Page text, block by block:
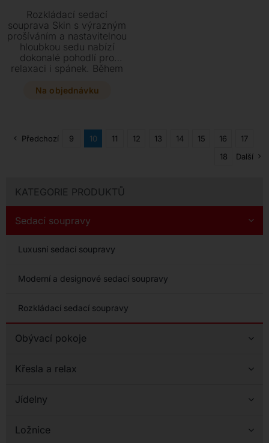
KATEGORIE PRODUKTŮ
Sedací soupravy
Luxusní sedací soupravy
Moderní a designové sedací soupravy
Rozkládací sedací soupravy
Obývací pokoje
Křesla a relax
Jídelny
Ložnice
Rozkládací sedací
souprava Skin s výrazným
prošíváním a nastavitelnou
hloubkou sedu nabízí
dokonalé pohodlí pro
relaxaci i spánek. Během
v plnohodnotné lůžko s
potahových materiálů.
Na objednávku
Předchozí 9 10 11 12 13 14 15 16
17
18
Další